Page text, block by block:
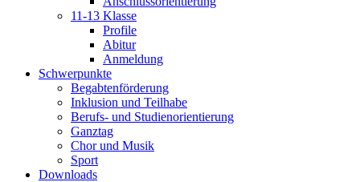
11-13 Klasse
Profile
Abitur
Anmeldung
Schwerpunkte
Begabtenförderung
Inklusion und Teilhabe
Berufs- und Studienorientierung
Ganztag
Chor und Musik
Sport
Downloads